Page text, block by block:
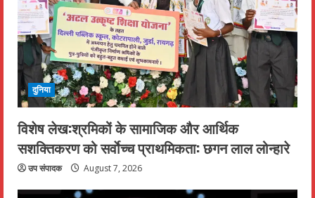
दुनिया
विशेष लेख:श्रमिकों के सामाजिक और आर्थिक
सशक्तिकरण को सर्वाेच्च प्राथमिकता: छगन लाल लोन्हारे
उप संपादक August 7, 2026